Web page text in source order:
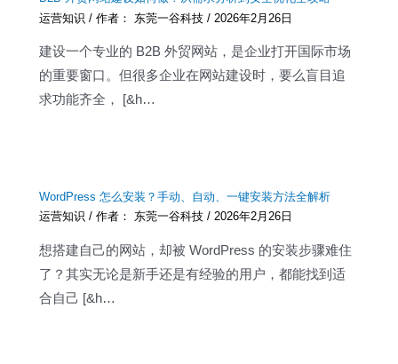
运营知识 / 作者： 东莞一谷科技/ 2026年2月26日
建设一个专业的 B2B 外贸网站，是企业打开国际市场
的重要窗口。但很多企业在网站建设时，要么盲目追
求功能齐全， [&h…
WordPress 怎么安装？手动、自动、一键安装方法全解析
运营知识 / 作者： 东莞一谷科技/2026年2月26日
想搭建自己的网站，却被 WordPress 的安装步骤难住
了？其实无论是新手还是有经验的用户，都能找到适
合自己 [&h…